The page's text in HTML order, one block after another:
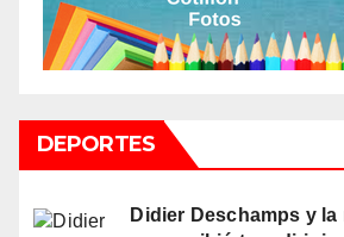
DEPORTES
Didier Deschamps y